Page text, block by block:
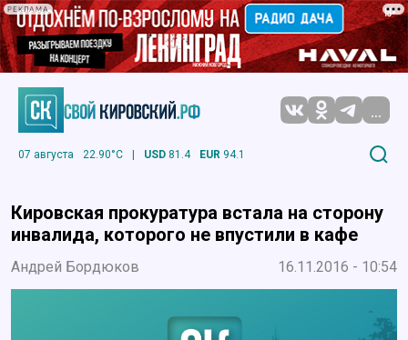
РЕКЛАМА
...
07 августа 22.90°C | USD 81.4 EUR 94.1
Кировская прокуратура встала на сторону
инвалида, которого не впустили в кафе
Андрей Бордюков 16.11.2016 - 10:54